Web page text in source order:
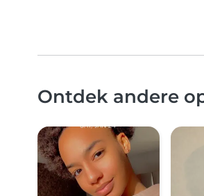
Ontdek andere